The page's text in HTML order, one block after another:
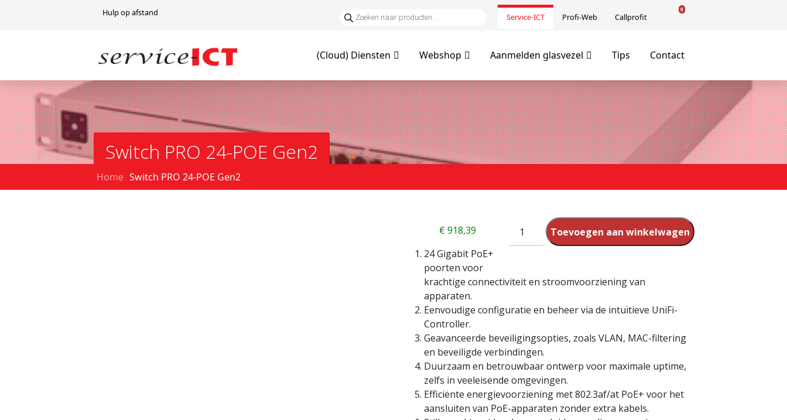
Hulp op afstand Service-ICT Profi-Web Callprofit
0
(Cloud) Diensten Webshop Aanmelden glasvezel Tips Contact
Switch PRO 24-POE Gen2
Home Switch PRO 24-POE Gen2
Toevoegen aan winkelwagen
€918,39
24 Gigabit PoE+
poorten voor
krachtige connectiviteit en stroomvoorziening van
apparaten.
Eenvoudige configuratie en beheer via de intuïtieve UniFi-
Controller.
Geavanceerde beveiligingsopties, zoals VLAN, MAC-filtering
en beveiligde verbindingen.
Duurzaam en betrouwbaar ontwerp voor maximale uptime,
zelfs in veeleisende omgevingen.
Efficiënte energievoorziening met 802.3af/at PoE+ voor het
aansluiten van PoE-apparaten zonder extra kabels.